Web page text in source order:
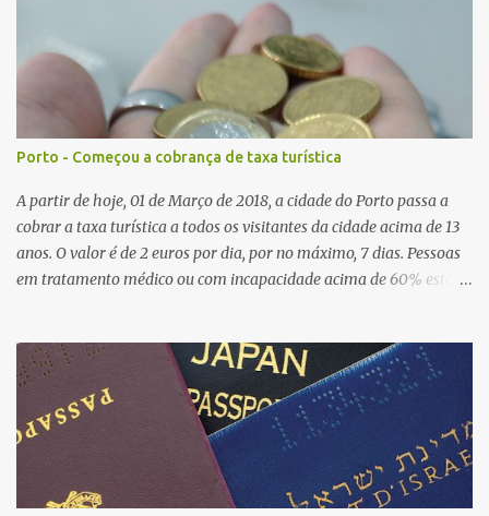
Porto - Começou a cobrança de taxa turística
A partir de hoje, 01 de Março de 2018, a cidade do Porto passa a
cobrar a taxa turística a todos os visitantes da cidade acima de 13
anos. O valor é de 2 euros por dia, por no máximo, 7 dias. Pessoas
em tratamento médico ou com incapacidade acima de 60% estão
turística e não para investimento em turismo. Reserve mais uns
euros de imposto para sua próxima viagem! 😔 Saiba mais
em: https://www.jn.pt/local/noticias/porto/porto/interior/porto-
comeca-hoje-a-cobrar-taxa-turistica-de-dois-euros-por-noite-